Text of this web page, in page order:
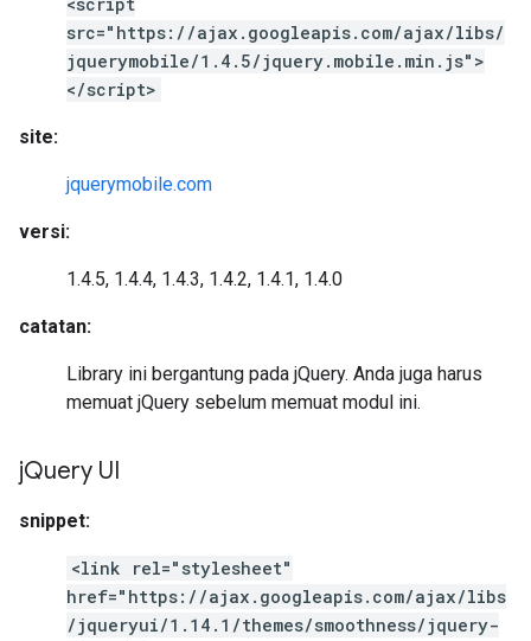
src="https://ajax.googleapis.com/ajax/libs/
jquerymobile/1.4.5/jquery.mobile.min.js">
</script>
site:
jquerymobile.com
versi:
1.4.5, 1.4.4, 1.4.3, 1.4.2, 1.4.1, 1.4.0
catatan:
Library ini bergantung pada jQuery. Anda juga harus
memuat jQuery sebelum memuat modul ini.
jQuery UI
snippet:
<link rel="stylesheet"
href="https://ajax.googleapis.com/ajax/libs
/jqueryui/1.14.1/themes/smoothness/jquery-